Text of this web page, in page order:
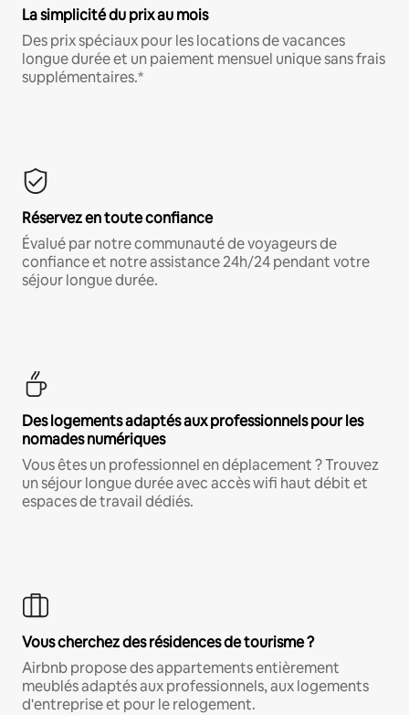
La simplicité du prix au mois
Des prix spéciaux pour les locations de vacances
longue durée et un paiement mensuel unique sans frais
supplémentaires.*
Réservez en toute confiance
Évalué par notre communauté de voyageurs de
confiance et notre assistance 24h/24 pendant votre
séjour longue durée.
Des logements adaptés aux professionnels pour les
nomades numériques
Vous êtes un professionnel en déplacement ? Trouvez
un séjour longue durée avec accès wifi haut débit et
espaces de travail dédiés.
Vous cherchez des résidences de tourisme ?
Airbnb propose des appartements entièrement
meublés adaptés aux professionnels, aux logements
d'entreprise et pour le relogement.